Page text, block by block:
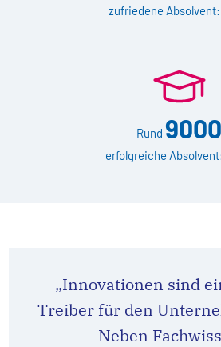
zufriedene
Rund 9000
erfolgreiche
„Innovationen sind
Treiber für den
Neben